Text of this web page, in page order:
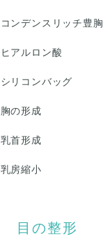
コンデンスリッチ豊胸
ヒアルロン酸
シリコンバッグ
胸の形成
乳首形成
乳房縮小
目の整形